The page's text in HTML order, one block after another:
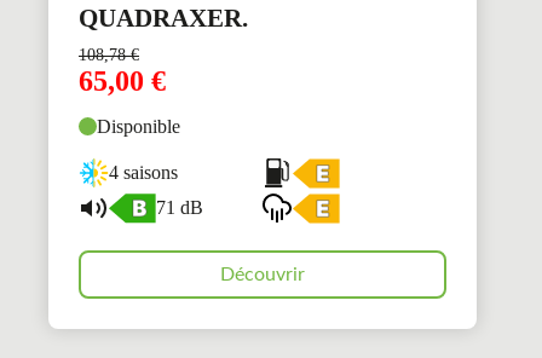
QUADRAXER.
108,78€
65,00 €
Disponible
4 saisons
71 dB
Découvrir